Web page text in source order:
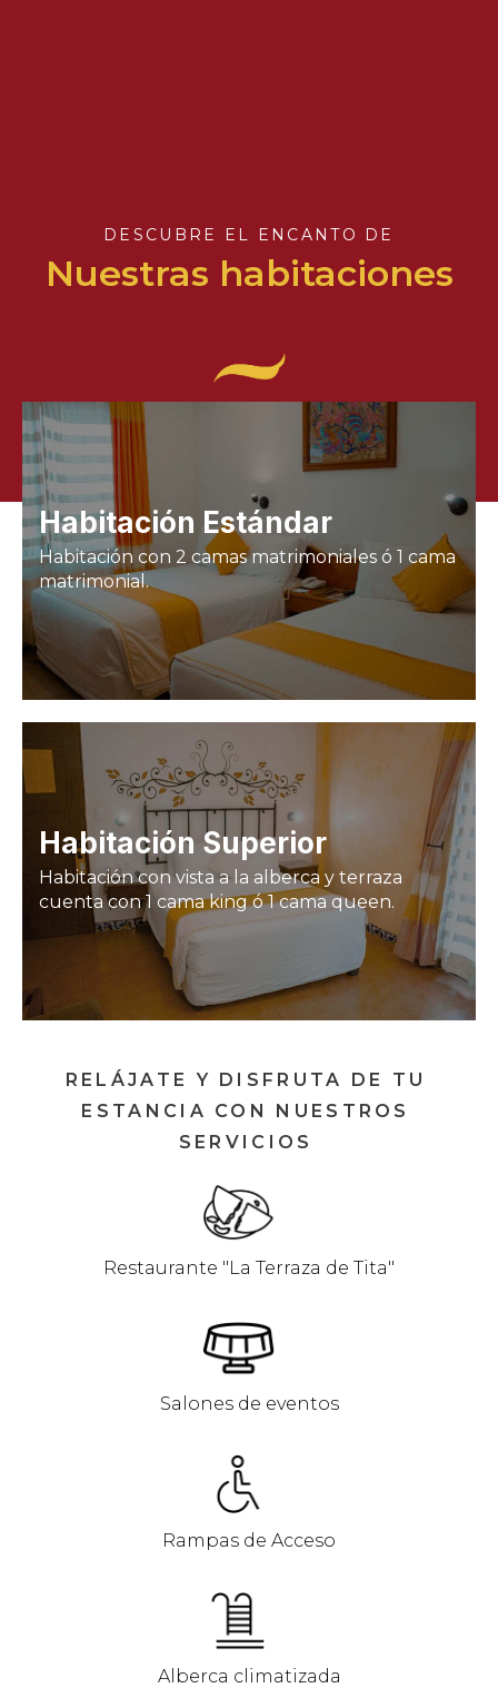
DESCUBRE EL ENCANTO DE
Nuestras habitaciones
Habitación Estándar
Habitación con 2 camas matrimoniales ó 1 cama
matrimonial.
Habitación Superior
Habitación con vista a la alberca y terraza
cuenta con 1 cama king ó 1 cama queen.
RELÁJATE Y DISFRUTA DE TU
ESTANCIA CON NUESTROS
SERVICIOS
Restaurante "La Terraza de Tita"
Salones de eventos
Rampas de Acceso
Alberca climatizada